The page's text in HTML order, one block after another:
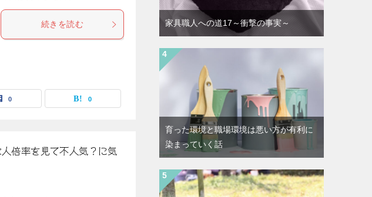
続きを読む
0 0
倍率を見て不人気？に気
家具職人への道17～衝撃の事実～
育った環境と職場環境は悪い方が有利に
染まっていく話